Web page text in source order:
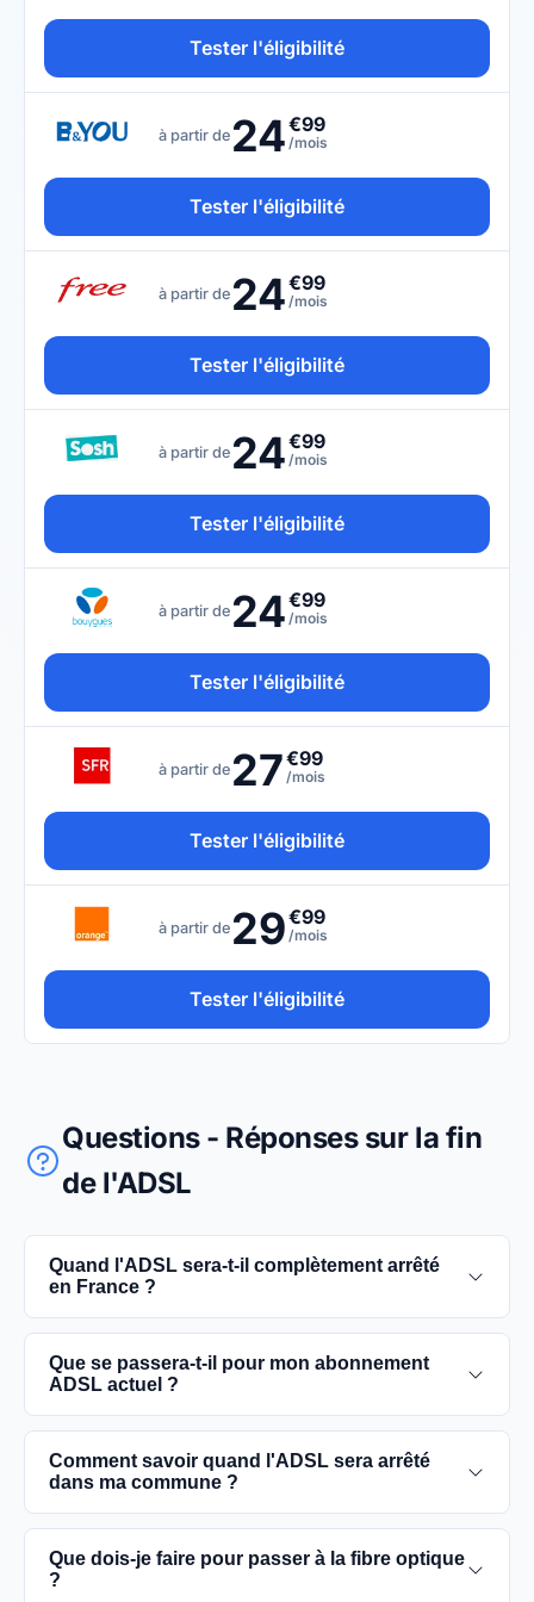
Tester l'éligibilité
à partir de 24€99
/mois
Tester l'éligibilité
à partir de 24€99
/mois
Tester l'éligibilité
à partir de 24€99
/mois
Tester l'éligibilité
à partir de 24€99
/mois
Tester l'éligibilité
à partir de 27€99
/mois
Tester l'éligibilité
à partir de 29€99
/mois
Tester l'éligibilité
Questions - Réponses sur la fin
de l'ADSL
Quand l'ADSL sera-t-il complètement arrêté
en France ?
L'extinction complète du réseau ADSL est prévue
pour 2030. D'ici là, les utilisateurs sont
optique, plus rapides et fiables.
Que se passera-t-il pour mon abonnement
ADSL actuel ?
Vous pouvez continuer à utiliser votre
abonnement ADSL jusqu'à la date de fermeture du
conseillé de passer à la fibre optique dès que
possible pour une meilleure qualité de service.
Comment savoir quand l'ADSL sera arrêté
dans ma commune ?
Les dates précises de fermeture de l'ADSL varient
selon les communes. Vous pouvez trouver ces
Que dois-je faire pour passer à la fibre optique
?